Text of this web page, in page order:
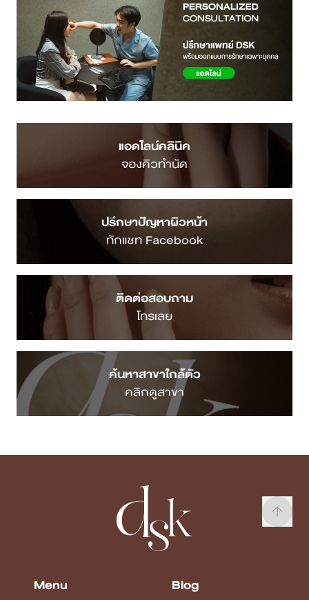
แอดไลน์คลินิค
จองคิวทำนัด
ปรึกษาปัญหาผิวหน้า
ทักแชท Facebook
ติดต่อสอบถาม
โทรเลย
ค้นหาสาขาใกล้ตัว
คลิกดูสาขา
Menu Blog